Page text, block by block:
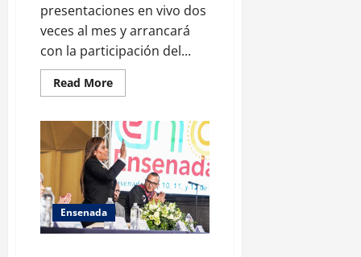
presentaciones en vivo dos
veces al mes y arrancará
con la participación del...
Read MoreRead
more
Riviera
los
“Jueves
de
Jazz”
para
incrementar
su
oferta
cultural
Ensenada